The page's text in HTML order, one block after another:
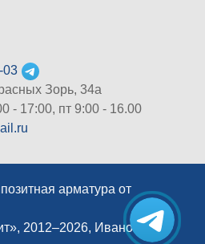
03
Зорь, 34а
- 17:00, пт 9:00 - 16.00
арматура от
2012–2026, Иваново
|